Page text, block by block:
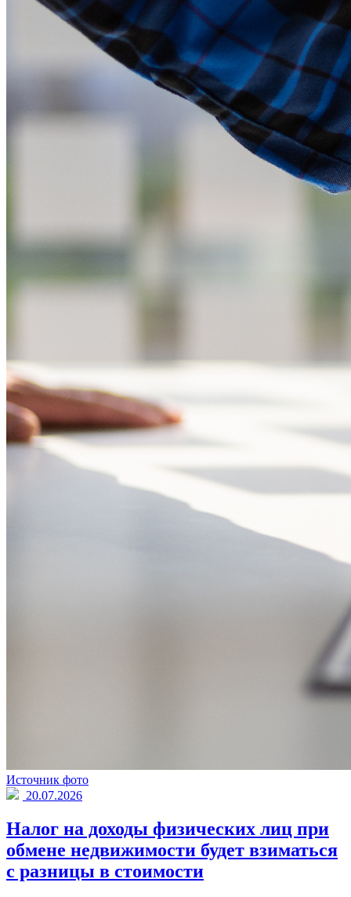
Источник фото
20.07.2026
Налог на доходы физических лиц при
обмене недвижимости будет взиматься
с разницы в стоимости